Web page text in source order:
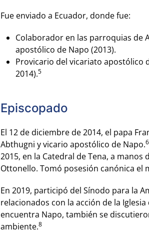
Fue enviado a Ecuador, donde fue:
Colaborador en las parroquias de
apostólico de Napo (2013).
Provicario del vicariato apostólico
2014).5
Episcopado
El 12 de diciembre de 2014, el papa
Abthugni y vicario apostólico de Napo.6
2015, en la Catedral de Tena, a
Ottonello. Tomó posesión canónica el
En 2019, participó del Sínodo para la
relacionados con la acción de la
encuentra Napo, también se
ambiente.8